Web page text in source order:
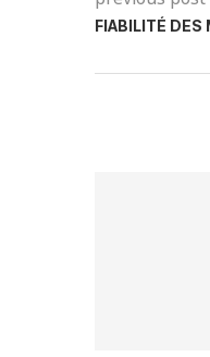
FIABILITÉ DES